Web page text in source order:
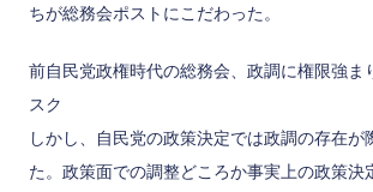
ちが総務会ポストにこだわった。
前自民党政権時代の総務会、政調に権限強ま
スク
しかし、自民党の政策決定では政調の存在が
た。政策面での調整どころか事実上の政策決